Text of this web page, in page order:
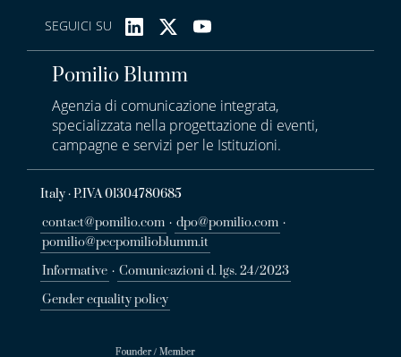
SEGUICI SU
Pomilio Blumm
Agenzia di comunicazione integrata,
specializzata nella progettazione di eventi,
campagne e servizi per le Istituzioni.
Italy · P.IVA 01304780685
contact@pomilio.com · dpo@pomilio.com ·
pomilio@pecpomilioblumm.it
Informative · Comunicazioni d. lgs. 24/2023
Gender equality policy